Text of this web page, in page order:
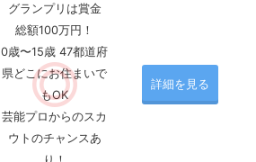
グランプリは賞金
総額100万円！
0歳〜15歳 47都道府
県どこにお住まいで
もOK
芸能プロからのスカ
ウトのチャンスあ
詳細を見る